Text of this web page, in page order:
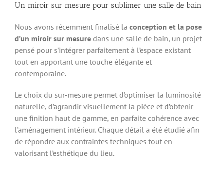
Un miroir sur mesure pour sublimer une salle de bain
Nous avons récemment finalisé la conception et la pose
d’un miroir sur mesure dans une salle de bain, un projet
pensé pour s’intégrer parfaitement à l’espace existant
tout en apportant une touche élégante et
contemporaine.
Le choix du sur-mesure permet d’optimiser la luminosité
naturelle, d’agrandir visuellement la pièce et d’obtenir
une finition haut de gamme, en parfaite cohérence avec
l’aménagement intérieur. Chaque détail a été étudié afin
de répondre aux contraintes techniques tout en
valorisant l’esthétique du lieu.